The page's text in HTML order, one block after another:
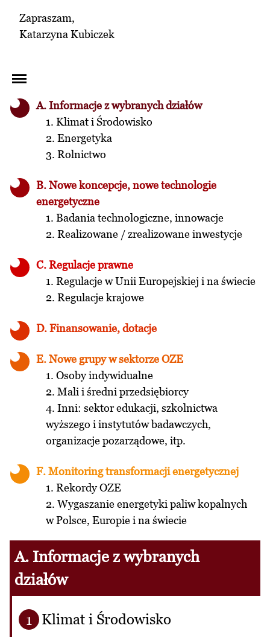
Zapraszam,
Katarzyna Kubiczek
A. Informacje z wybranych działów
1. Klimat i Środowisko
2. Energetyka
3. Rolnictwo
B. Nowe koncepcje, nowe technologie
energetyczne
1. Badania technologiczne, innowacje
2. Realizowane / zrealizowane inwestycje
C. Regulacje prawne
1. Regulacje w Unii Europejskiej i na świecie
2. Regulacje krajowe
D. Finansowanie, dotacje
E. Nowe grupy w sektorze OZE
1. Osoby indywidualne
2. Mali i średni przedsiębiorcy
4. Inni: sektor edukacji, szkolnictwa
wyższego i instytutów badawczych,
organizacje pozarządowe, itp.
F. Monitoring transformacji energetycznej
1. Rekordy OZE
2. Wygaszanie energetyki paliw kopalnych
w Polsce, Europie i na świecie
A. Informacje z wybranych
działów
1 Klimat i Środowisko